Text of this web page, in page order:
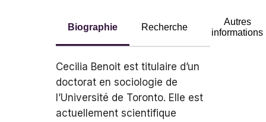
Biographie Recherche
Autres
informations
Cecilia Benoit est titulaire d’un
doctorat en sociologie de
l’Université de Toronto. Elle est
actuellement scientifique